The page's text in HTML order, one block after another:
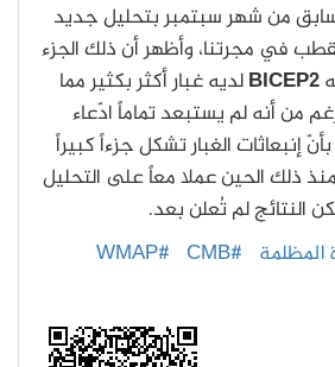
من شهر سبتمبر بتحليل جديد
في مجرتنا، وأظهر أن ذلك الجزء
BICEP2لديه غبار أكثر بكثير مما
من أنه لم يستبعد تماماً ادّعاء
إنبعاثات الغبار تشكل جزءاً كبيراً
ذلك الحين عملا معاً على التحليل
النتائج لم تُعلن بعد.
المظلمة #CMB
#WMAP